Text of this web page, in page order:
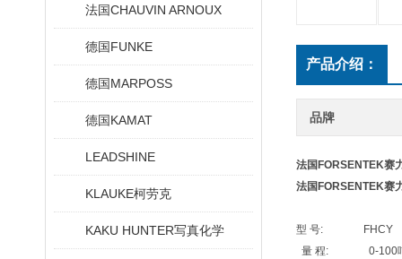
法国CHAUVIN ARNOUX
德国FUNKE
德国MARPOSS
德国KAMAT
LEADSHINE
KLAUKE柯劳克
KAKU HUNTER写真化学
产品介绍：
品牌
法国FORSENTEK赛
法国FORSENTEK赛
型 号: FHCY
量 程: 0-100